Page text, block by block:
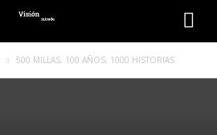
500 MILLAS, 100 AÑOS, 1000 HISTORIAS